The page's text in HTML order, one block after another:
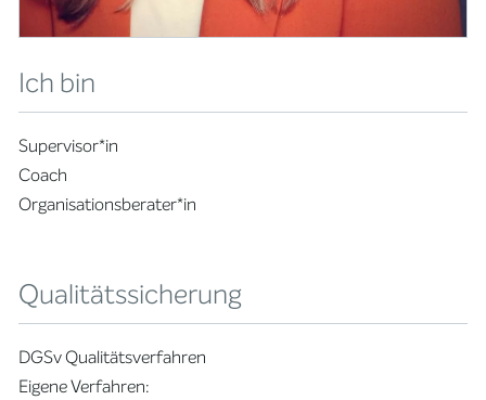
Ich bin
Supervisor*in
Coach
Organisationsberater*in
Qualitätssicherung
DGSv Qualitätsverfahren
Eigene Verfahren: